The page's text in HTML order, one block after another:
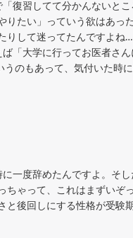
復習してて分かんないと
たい」っていう欲はあっ
して迷ってたんですよね
「大学に行ってお医者さ
のもあって、気付いた時
一度辞めたんですよ。そ
ゃって、これはまずいぞ
後回しにする性格が受験